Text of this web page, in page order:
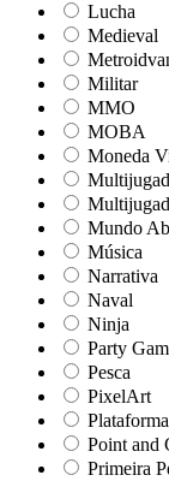
Lucha
Medieval
Militar
MMO
MOBA
Moneda
Mundo
Música
Narrativa
Naval
Ninja
Party
Pesca
PixelArt
Plataforma
Point and
Primeira